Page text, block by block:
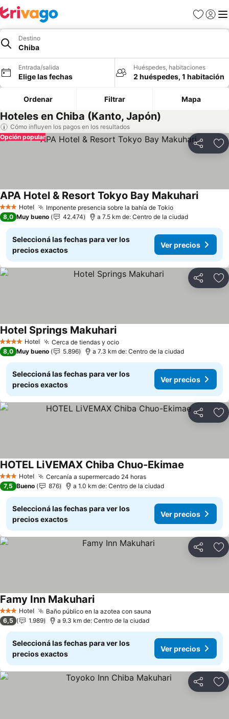
Favoritos
Iniciar
Destino
Chiba
Entrada/salida
Elige las fechas
Huéspedes, habitaciones
2 huéspedes, 1 habitación
Ordenar Filtrar Mapa
Hoteles en Chiba (Kanto, Japón)
Cómo influyen los pagos en los resultados
Compartir
Opción popular
3 Estrellas
Hotel Imponente presencia sobre la bahía de Tokio
APA Hotel & Resort Tokyo Bay Makuhari
8,0 Muy bueno 42.474 a 7.5 km de: Centro de la ciudad
Seleccioná las fechas para ver los
precios exactos
Ver precios
Compartir
4 EstrellasHotel Cerca de tiendas y ocio
Hotel Springs Makuhari
8,0 Muy bueno 5.896 a 7.3 km de: Centro de la ciudad
Seleccioná las fechas para ver los
precios exactos
Ver precios
Compartir
3 Estrellas
Hotel Cercanía a supermercado 24 horas
HOTEL LiVEMAX Chiba Chuo-Ekimae
7,5 Bueno 876 a 1.0 km de: Centro de la ciudad
Seleccioná las fechas para ver los
precios exactos
Ver precios
Compartir
3 Estrellas
Hotel Baño público en la azotea con sauna
Famy Inn Makuhari
6,5 1.989 a 9.3 km de: Centro de la ciudad
Seleccioná las fechas para ver los
precios exactos
Ver precios
Compartir